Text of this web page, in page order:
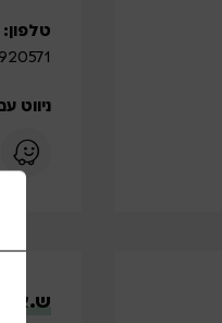
טלפון:
ניווט
ש.א